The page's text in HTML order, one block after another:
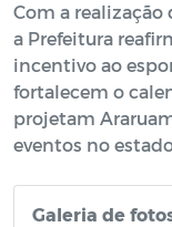
Com a realização
a Prefeitura
incentivo ao
fortalecem o
projetam
eventos no
Galeria de